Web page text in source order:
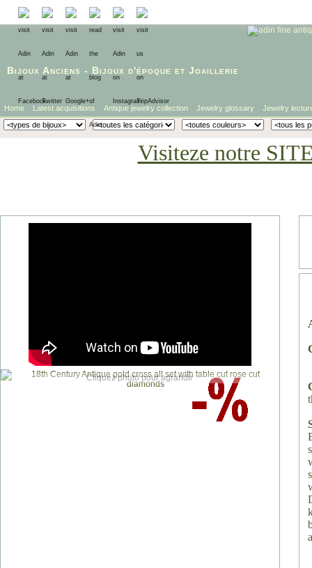
Bijoux Anciens - Bijoux d'époque et Joaillerie
Home Latest acquisitions Antique jewelry collection Jewelry glossary Jewelry
Visiteze notre
Cliquez photo pour agrandir